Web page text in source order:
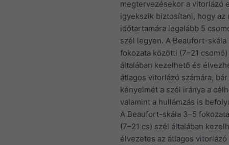
megtervezésekor a vitorlázó
igyekszik biztosítani, hogy az
időtartamára legalább 5
szél legyen. A Beaufort-skála
fokozata közötti (7–21
általában kezelhető és
átlagos vitorlázó számára,
kényelmét a szél iránya a
valamint a hullámzás is
A Beaufort-skála 3–5
(7–21 cs) szél általában
élvezetes az átlagos vitorlázó